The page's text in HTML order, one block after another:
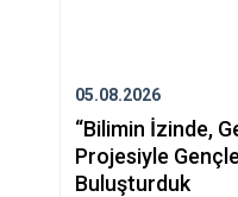
05.08.2026
“Bilimin İzinde,
Projesiyle
Buluşturduk